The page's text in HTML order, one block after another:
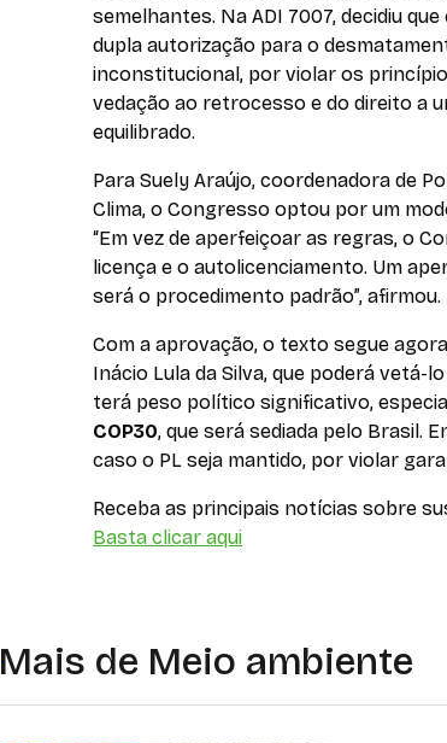
semelhantes. Na ADI 7007, decidiu
dupla autorização para o
inconstitucional, por violar os
vedação ao retrocesso e do direito a
equilibrado.
Para Suely Araújo, coordenadora de
Clima, o Congresso optou por um
“Em vez de aperfeiçoar as regras, o
licença e o autolicenciamento. Um
será o procedimento padrão”, afirmou.
Com a aprovação, o texto segue
Inácio Lula da Silva, que poderá vetá-
terá peso político significativo,
COP30, que será sediada pelo Brasil.
caso o PL seja mantido, por violar
Receba as principais notícias sobre
Basta clicar aqui
Mais de Meio ambiente